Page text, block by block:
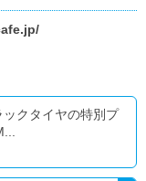
クタイヤの特別プ